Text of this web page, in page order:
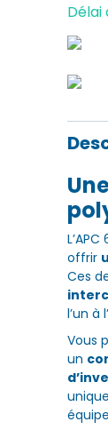
Délai
offrir
Ces
l’un à
Vous
un